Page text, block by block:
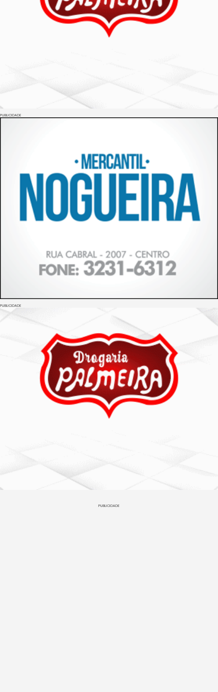
PUBLICIDADE
PUBLICIDADE
PUBLICIDADE